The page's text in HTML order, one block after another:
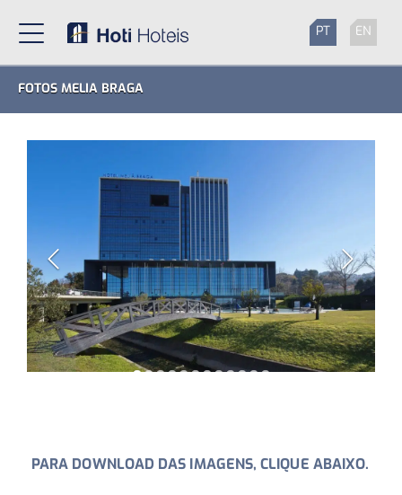
PT EN
FOTOS MELIA BRAGA
PARA DOWNLOAD DAS IMAGENS, CLIQUE ABAIXO.